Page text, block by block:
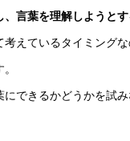
言葉を理解しようと
えているタイミング
できるかどうかを試